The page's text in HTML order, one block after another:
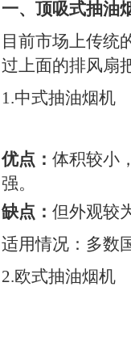
一、顶吸式抽油
目前市场上传统
过上面的排风扇
1.中式抽油烟机
优点：体积较小
强。
缺点：但外观较
适用情况：多数
2.欧式抽油烟机